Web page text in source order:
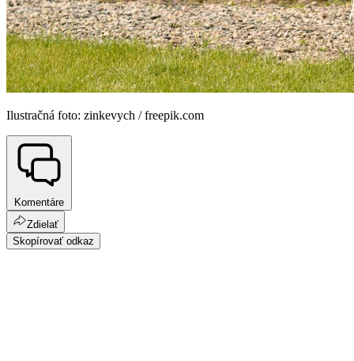
Ilustračná foto: zinkevych / freepik.com
Komentáre
Zdielať
Skopírovať odkaz